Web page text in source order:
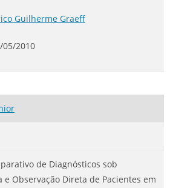
Guilherme Graeff
05/2010
de Diagnósticos sob
Observação Direta de Pacientes em